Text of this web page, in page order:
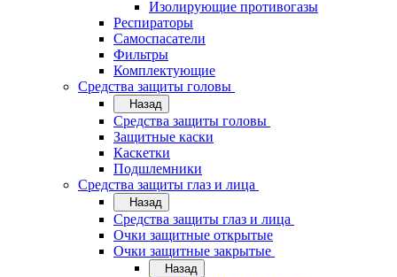
Изолирующие противогазы
Респираторы
Самоспасатели
Фильтры
Комплектующие
Средства защиты головы
Назад
Средства защиты головы
Защитные каски
Каскетки
Подшлемники
Средства защиты глаз и лица
Назад
Средства защиты глаз и лица
Очки защитные открытые
Очки защитные закрытые
Назад